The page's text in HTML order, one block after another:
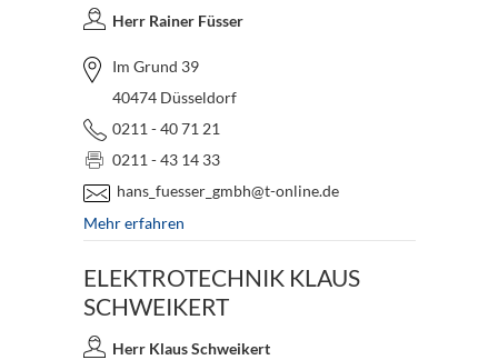
Herr Rainer Füsser
Im Grund 39
40474 Düsseldorf
0211 - 40 71 21
0211 - 43 14 33
hans_fuesser_gmbh@t-online.de
Mehr erfahren
ELEKTROTECHNIK KLAUS
SCHWEIKERT
Herr Klaus Schweikert